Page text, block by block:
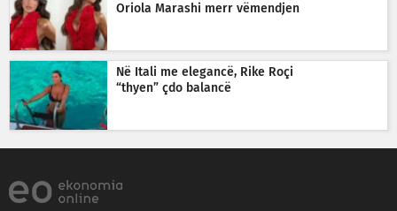
Oriola Marashi merr vëmendjen
Në Itali me elegancë, Rike Roçi
“thyen” çdo balancë